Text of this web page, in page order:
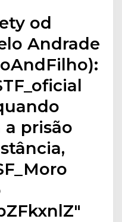
od
Andrade
prisão